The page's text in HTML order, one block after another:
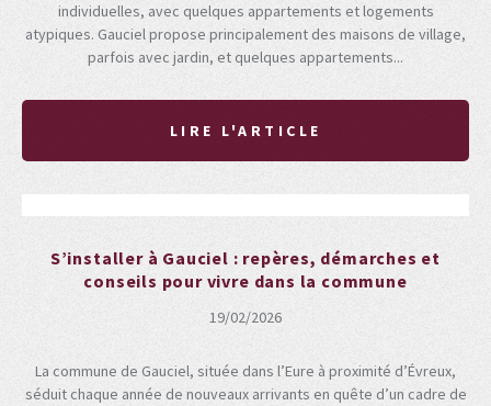
individuelles, avec quelques appartements et logements
atypiques. Gauciel propose principalement des maisons de village,
parfois avec jardin, et quelques appartements...
LIRE L'ARTICLE
S’installer à Gauciel : repères, démarches et
conseils pour vivre dans la commune
19/02/2026
La commune de Gauciel, située dans l’Eure à proximité d’Évreux,
séduit chaque année de nouveaux arrivants en quête d’un cadre de